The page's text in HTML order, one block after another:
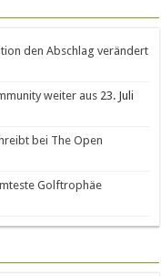
den Abschlag verändert
weiter aus 23. Juli
bei The Open
Golftrophäe